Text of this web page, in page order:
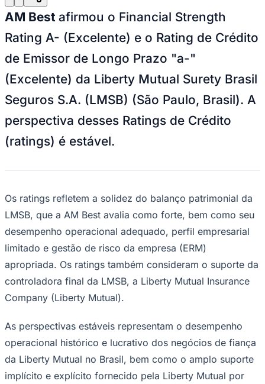
Vitória
AM Best afirmou o Financial Strength
Rating A- (Excelente) e o Rating de Crédito
de Emissor de Longo Prazo "a-"
(Excelente) da Liberty Mutual Surety Brasil
Seguros S.A. (LMSB) (São Paulo, Brasil). A
perspectiva desses Ratings de Crédito
(ratings) é estável.
Os ratings refletem a solidez do balanço patrimonial da
LMSB, que a AM Best avalia como forte, bem como seu
desempenho operacional adequado, perfil empresarial
limitado e gestão de risco da empresa (ERM)
apropriada. Os ratings também consideram o suporte da
controladora final da LMSB, a Liberty Mutual Insurance
Company (Liberty Mutual).
As perspectivas estáveis representam o desempenho
operacional histórico e lucrativo dos negócios de fiança
da Liberty Mutual no Brasil, bem como o amplo suporte
implícito e explícito fornecido pela Liberty Mutual por